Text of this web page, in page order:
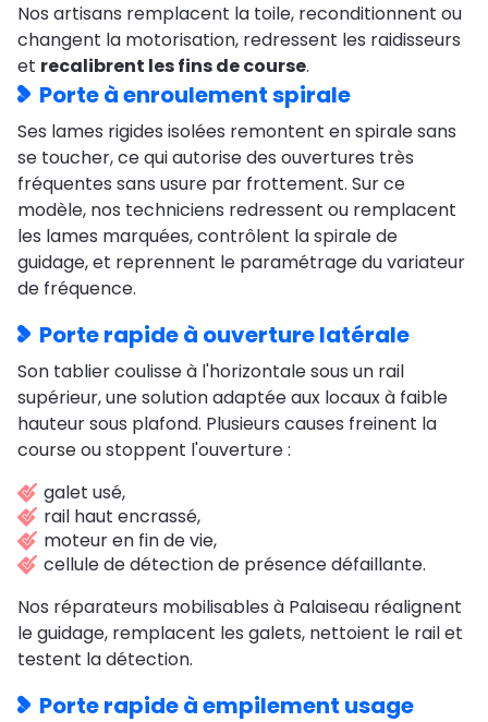
Nos artisans remplacent la toile, reconditionnent ou
changent la motorisation, redressent les raidisseurs
et recalibrent les fins de course.
Porte à enroulement spirale
Ses lames rigides isolées remontent en spirale sans
se toucher, ce qui autorise des ouvertures très
fréquentes sans usure par frottement. Sur ce
modèle, nos techniciens redressent ou remplacent
les lames marquées, contrôlent la spirale de
guidage, et reprennent le paramétrage du variateur
de fréquence.
Porte rapide à ouverture latérale
Son tablier coulisse à l'horizontale sous un rail
supérieur, une solution adaptée aux locaux à faible
hauteur sous plafond. Plusieurs causes freinent la
course ou stoppent l'ouverture :
galet usé,
rail haut encrassé,
moteur en fin de vie,
cellule de détection de présence défaillante.
Nos réparateurs mobilisables à Palaiseau réalignent
le guidage, remplacent les galets, nettoient le rail et
testent la détection.
Porte rapide à empilement usage